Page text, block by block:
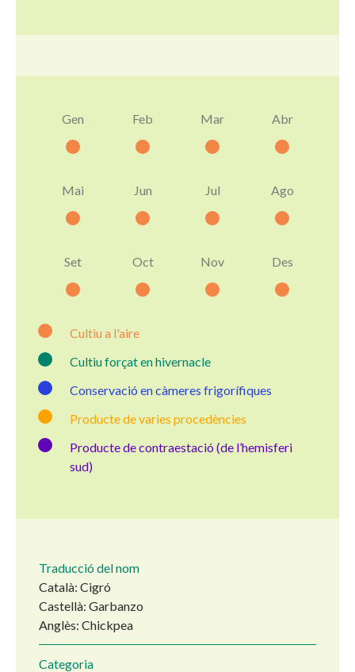
Gen Feb Mar Abr
Mai Jun Jul Ago
Set Oct Nov Des
Cultiu a l'aire
Cultiu forçat en hivernacle
Conservació en càmeres frigorífiques
Producte de varies procedències
Producte de contraestació (de l’hemisferi
sud)
Traducció del nom
Català: Cigró
Castellà: Garbanzo
Anglès: Chickpea
Categoria